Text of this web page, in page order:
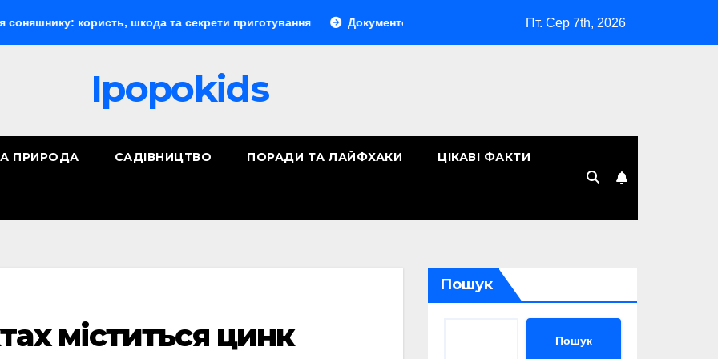
користь, шкода та секрети приготування Документообіг у компанії: як організувати ефективну систему управління
Пт. Сер 7th, 2026
Ipopokids
ПРИРОДА САДІВНИЦТВО ПОРАДИ ТА ЛАЙФХАКИ ЦІКАВІ ФАКТИ
міститься цинк
Пошук
Пошук